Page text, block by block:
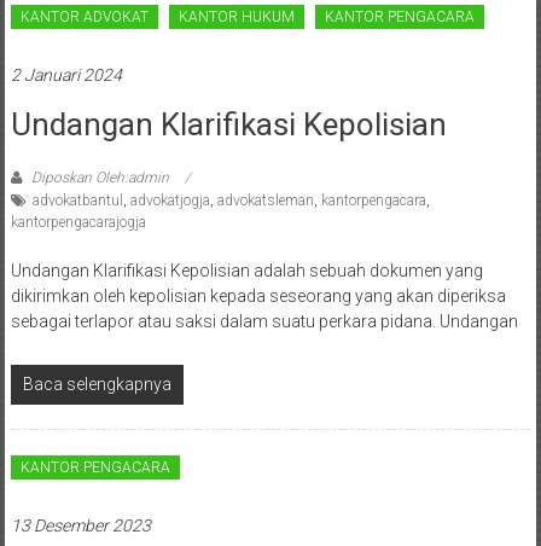
Wates,
Klaten,
Magelang,
Solo,
Semarang,
Jakarta,
Bali,
Surabaya,
Surakarta,
KANTOR ADVOKAT KANTOR HUKUM KANTOR PENGACARA
2 Januari 2024
Undangan Klarifikasi Kepolisian
Diposkan Oleh:admin
advokatbantul , advokatjogja, advokatsleman, kantorpengacara,
kantorpengacarajogja
Undangan Klarifikasi Kepolisian adalah sebuah dokumen yang
dikirimkan oleh kepolisian kepada seseorang yang akan diperiksa
sebagai terlapor atau saksi dalam suatu perkara pidana. Undangan
Baca selengkapnya
KANTOR PENGACARA
13 Desember 2023